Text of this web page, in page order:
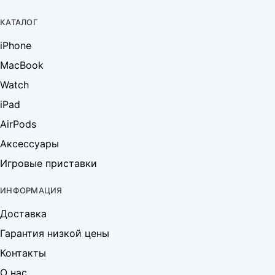
КАТАЛОГ
iPhone
MacBook
Watch
iPad
AirPods
Аксессуары
Игровые приставки
ИНФОРМАЦИЯ
Доставка
Гарантия низкой цены
Контакты
О нас